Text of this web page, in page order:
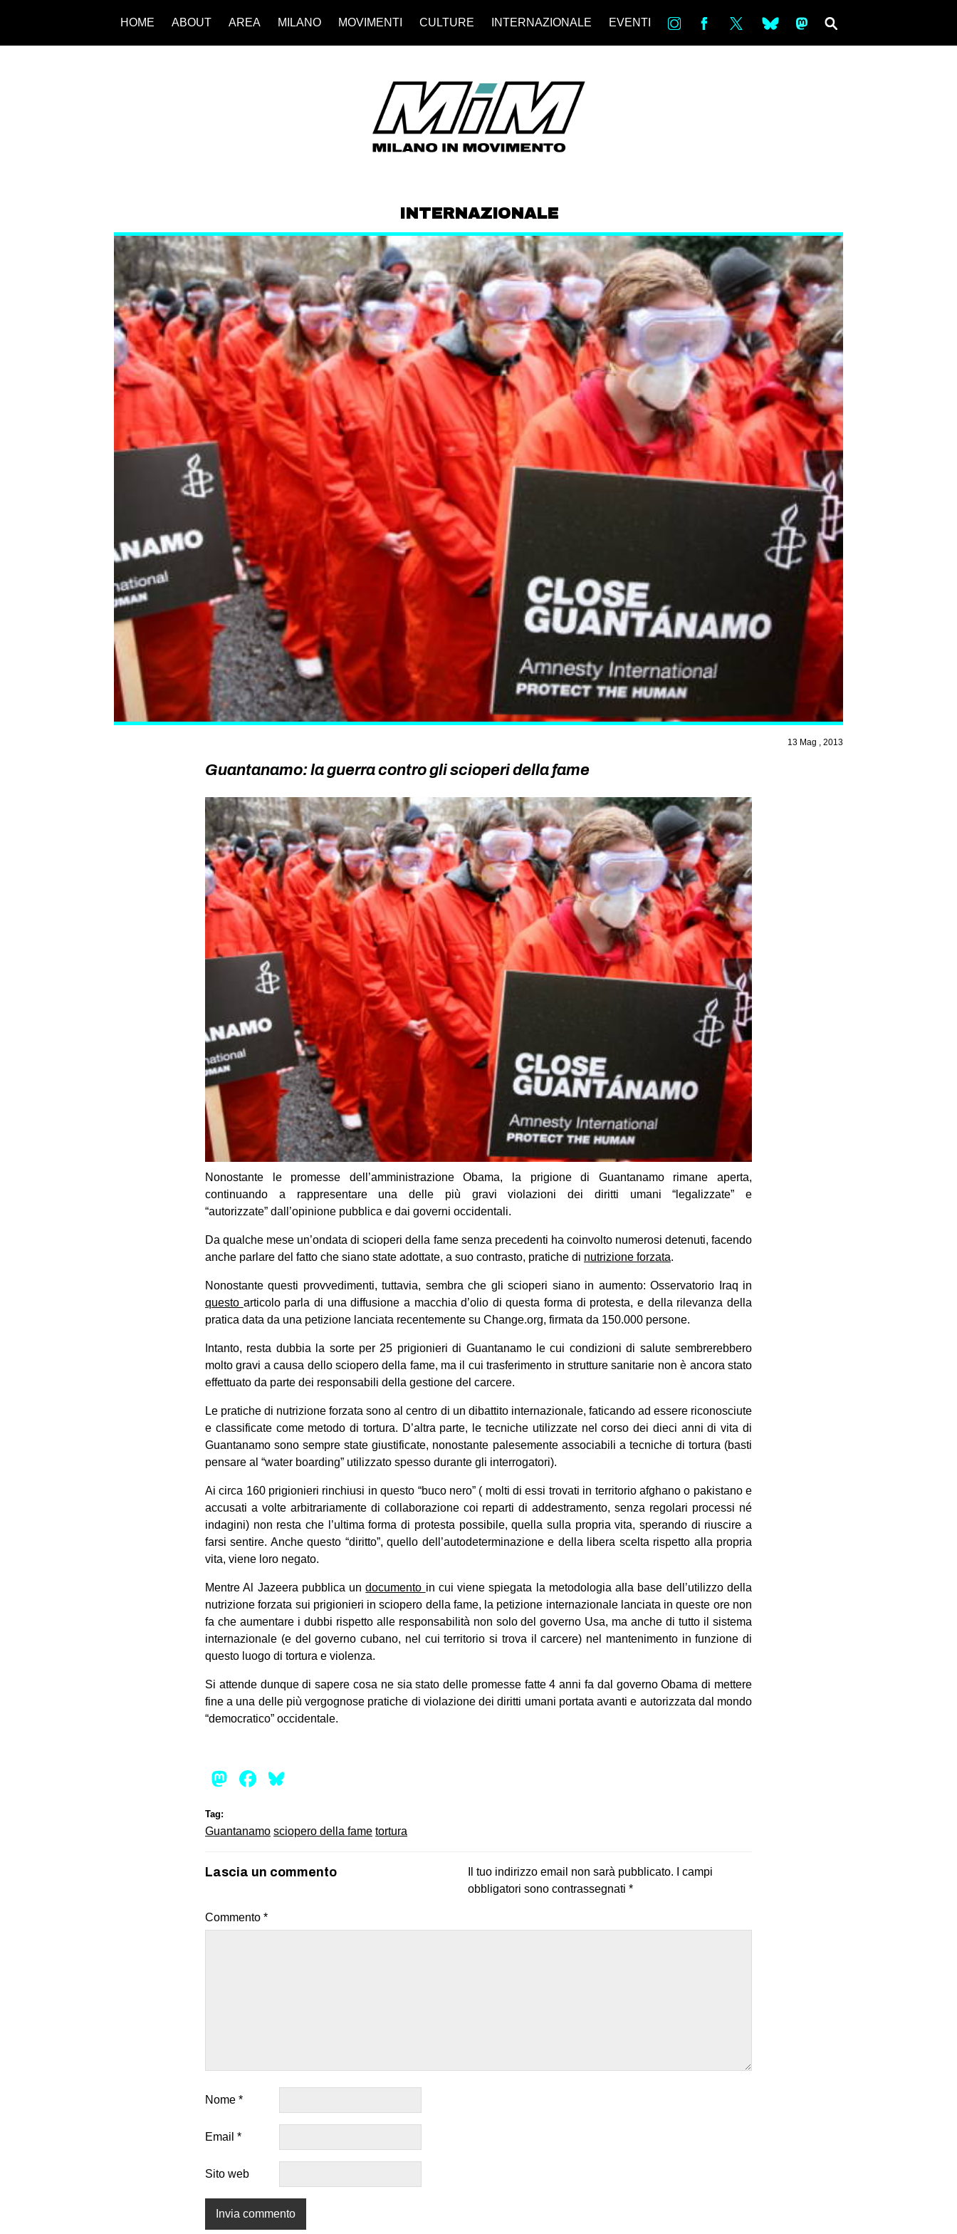
HOME ABOUT AREA MILANO MOVIMENTI CULTURE INTERNAZIONALE EVENTI in bsky ms
INTERNAZIONALE
13 Mag , 2013
Guantanamo: la guerra contro gli scioperi della fame
Nonostante le promesse dell’amministrazione Obama, la prigione di Guantanamo rimane aperta,
continuando a rappresentare una delle più gravi violazioni dei diritti umani “legalizzate” e
“autorizzate” dall’opinione pubblica e dai governi occidentali.
Da qualche mese un’ondata di scioperi della fame senza precedenti ha coinvolto numerosi detenuti, facendo
anche parlare del fatto che siano state adottate, a suo contrasto, pratiche di nutrizione forzata.
Nonostante questi provvedimenti, tuttavia, sembra che gli scioperi siano in aumento: Osservatorio Iraq in
questo articolo parla di una diffusione a macchia d’olio di questa forma di protesta, e della rilevanza della
pratica data da una petizione lanciata recentemente su Change.org, firmata da 150.000 persone.
Intanto, resta dubbia la sorte per 25 prigionieri di Guantanamo le cui condizioni di salute sembrerebbero
molto gravi a causa dello sciopero della fame, ma il cui trasferimento in strutture sanitarie non è ancora stato
effettuato da parte dei responsabili della gestione del carcere.
Le pratiche di nutrizione forzata sono al centro di un dibattito internazionale, faticando ad essere riconosciute
e classificate come metodo di tortura. D’altra parte, le tecniche utilizzate nel corso dei dieci anni di vita di
Guantanamo sono sempre state giustificate, nonostante palesemente associabili a tecniche di tortura (basti
pensare al “water boarding” utilizzato spesso durante gli interrogatori).
Ai circa 160 prigionieri rinchiusi in questo “buco nero” ( molti di essi trovati in territorio afghano o pakistano e
accusati a volte arbitrariamente di collaborazione coi reparti di addestramento, senza regolari processi né
indagini) non resta che l’ultima forma di protesta possibile, quella sulla propria vita, sperando di riuscire a
farsi sentire. Anche questo “diritto”, quello dell’autodeterminazione e della libera scelta rispetto alla propria
vita, viene loro negato.
Mentre Al Jazeera pubblica undocumento in cui viene spiegata la metodologia alla base dell’utilizzo della
nutrizione forzata sui prigionieri in sciopero della fame, la petizione internazionale lanciata in queste ore non
fa che aumentare i dubbi rispetto alle responsabilità non solo del governo Usa, ma anche di tutto il sistema
internazionale (e del governo cubano, nel cui territorio si trova il carcere) nel mantenimento in funzione di
questo luogo di tortura e violenza.
Si attende dunque di sapere cosa ne sia stato delle promesse fatte 4 anni fa dal governo Obama di mettere
fine a una delle più vergognose pratiche di violazione dei diritti umani portata avanti e autorizzata dal mondo
“democratico” occidentale.
Mastodon
Facebook
Tag:
Guantanamo sciopero della fame tortura
Lascia un commento Il tuo indirizzo email non sarà pubblicato.
I campi
obbligatori sono contrassegnati *
Commento *
Nome *
Email *
Sito web